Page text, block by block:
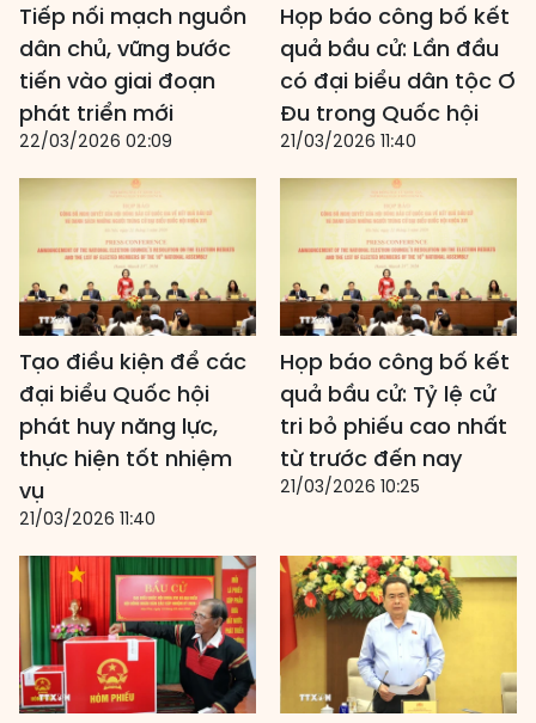
Tiếp nối mạch nguồn
dân chủ, vững bước
tiến vào giai đoạn
phát triển mới
22/03/2026 02:09
Họp báo công bố kết
quả bầu cử: Lần đầu
có đại biểu dân tộc Ơ
Đu trong Quốc hội
21/03/2026 11:40
Tạo điều kiện để các
đại biểu Quốc hội
phát huy năng lực,
thực hiện tốt nhiệm
vụ
21/03/2026 11:40
Họp báo công bố kết
quả bầu cử: Tỷ lệ cử
tri bỏ phiếu cao nhất
từ trước đến nay
21/03/2026 10:25